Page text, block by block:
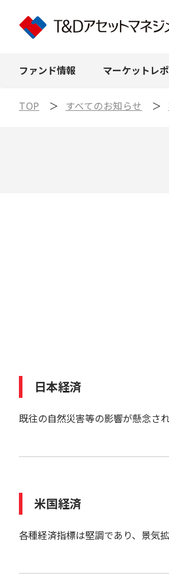
ファンド情報 マーケット レ
TOP すべてのお知らせ
日本経済
既往の自然災害等の影響が懸念さ
米国経済
各種経済指標は堅調であり、景気